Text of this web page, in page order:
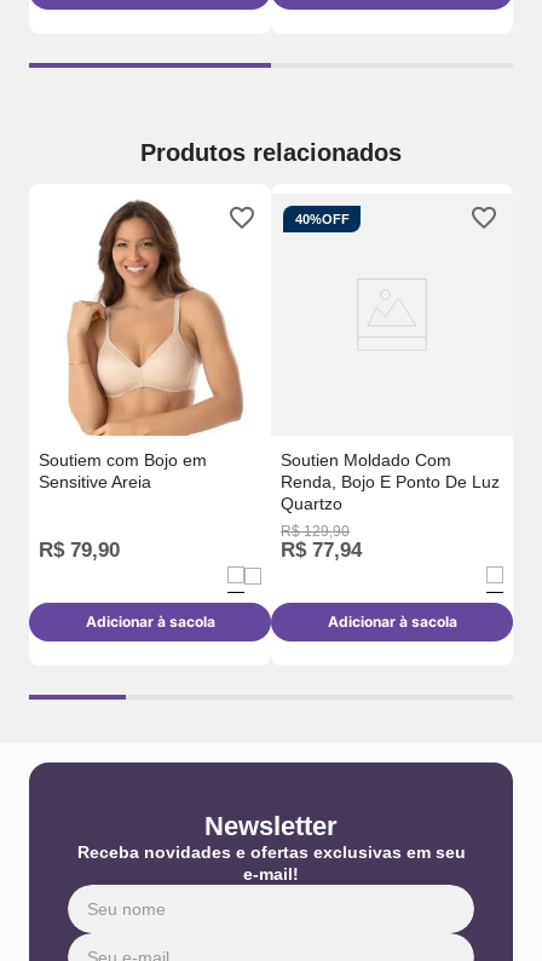
Produtos relacionados
Soutiem com Bojo em
Sensitive Areia
R$ 79,90
Adicionar à sacola
40%OFF
Soutien Moldado Com
Renda, Bojo E Ponto De Luz
Quartzo
R$ 129,90
R$ 77,94
Adicionar à sacola
Newsletter
Receba novidades e ofertas exclusivas em seu
e-mail!